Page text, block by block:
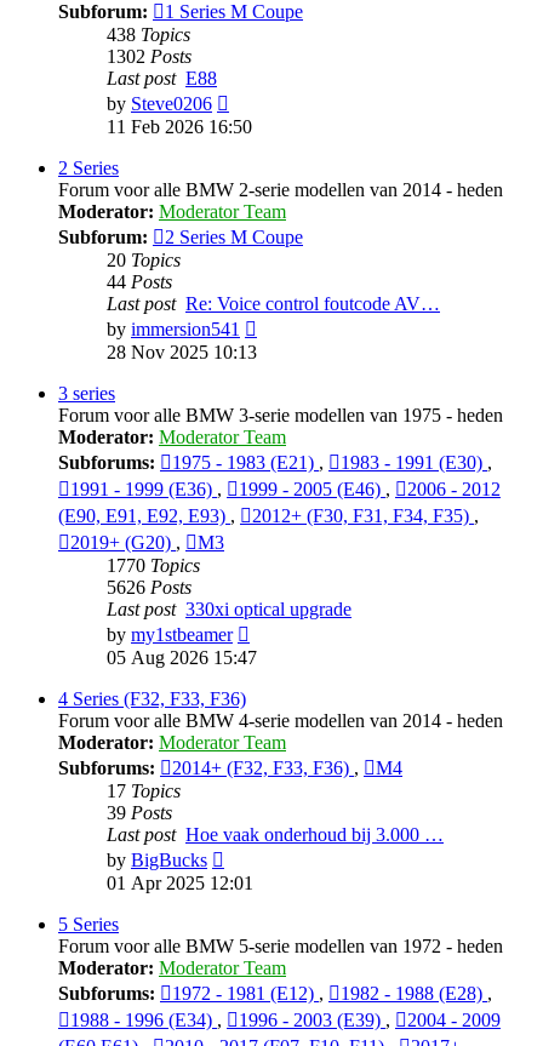
Subforum:
1 Series M Coupe
438 Topics
1302 Posts
Last post E88
by Steve0206
the
11 Feb 2026 16:50
2 Series
Forum voor alle BMW 2-serie modellen van 2014 - heden
Moderator: Moderator Team
Subforum:
2 Series M Coupe
20 Topics
44 Posts
Last post Re: Voice control foutcode AV…
by immersion541
28 Nov 2025 10:13
3 series
Forum voor alle BMW 3-serie modellen van 1975 - heden
Moderator: Moderator Team
Subforums:
1975 - 1983 (E21) , 1983 - 1991 (E30) ,
1991 - 1999 (E36) , 1999 - 2005 (E46) ,
2006 - 2012
(E90, E91, E92, E93) , 2012+ (F30, F31, F34, F35) ,
2019+ (G20) ,
M3
1770 Topics
5626 Posts
Last post 330xi optical upgrade
by my1stbeamer
the
05 Aug 2026 15:47
4 Series (F32, F33, F36)
Forum voor alle BMW 4-serie modellen van 2014 - heden
Moderator: Moderator Team
Subforums:
2014+ (F32, F33, F36) ,
M4
17 Topics
39 Posts
Last post Hoe vaak onderhoud bij 3.000 …
by BigBucks
the
01 Apr 2025 12:01
5 Series
Forum voor alle BMW 5-serie modellen van 1972 - heden
Moderator: Moderator Team
Subforums:
1972 - 1981 (E12) , 1982 - 1988 (E28) ,
1988 - 1996 (E34) , 1996 - 2003 (E39) ,
2004 - 2009